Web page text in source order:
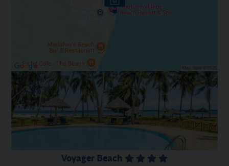
Voyager Beach